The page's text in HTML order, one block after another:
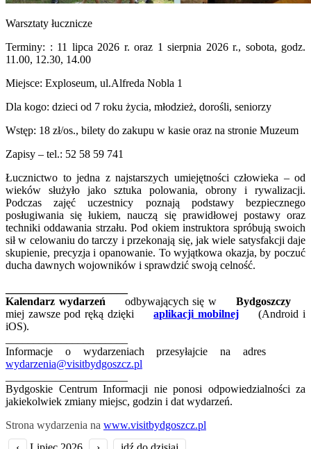
Warsztaty łucznicze
Terminy: : 11 lipca 2026 r. oraz 1 sierpnia 2026 r., sobota, godz.
11.00, 12.30, 14.00
Miejsce: Exploseum, ul.Alfreda Nobla 1
Dla kogo: dzieci od 7 roku życia, młodzież, dorośli, seniorzy
Wstęp: 18 zł/os., bilety do zakupu w kasie oraz na stronie Muzeum
Zapisy – tel.: 52 58 59 741
Łucznictwo to jedna z najstarszych umiejętności człowieka – od
wieków służyło jako sztuka polowania, obrony i rywalizacji.
Podczas zajęć uczestnicy poznają podstawy bezpiecznego
posługiwania się łukiem, nauczą się prawidłowej postawy oraz
techniki oddawania strzału. Pod okiem instruktora spróbują swoich
sił w celowaniu do tarczy i przekonają się, jak wiele satysfakcji daje
skupienie, precyzja i opanowanie. To wyjątkowa okazja, by poczuć
ducha dawnych wojowników i sprawdzić swoją celność.
Kalendarz wydarzeń odbywających się wBydgoszczy
miej zawsze pod ręką dziękiaplikacji mobilnej(Android i
iOS).
Informacje o wydarzeniach przesyłajcie na adres
wydarzenia@visitbydgoszcz.pl
Bydgoskie Centrum Informacji nie ponosi odpowiedzialności za
jakiekolwiek zmiany miejsc, godzin i dat wydarzeń.
Strona wydarzenia na www.visitbydgoszcz.pl